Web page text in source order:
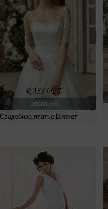
20000 руб.
Свадебное платье Виолет